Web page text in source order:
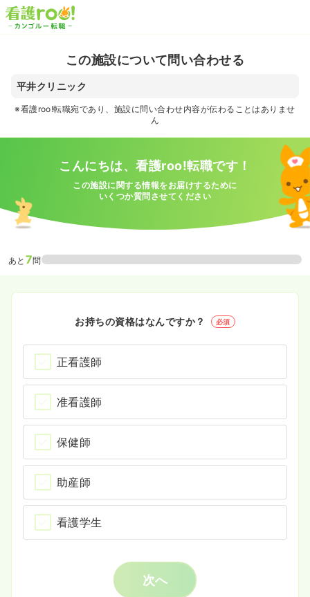
この施設について問い合わせる
平井クリニック
※看護roo!転職宛であり、施設に問い合わせ内容が伝わることはありませ
ん
こんにちは、看護roo!転職です！
この施設に関する情報をお届けするために
いくつか質問させてください
あと 7問
お持ちの資格はなんですか？ 必須
正看護師
准看護師
保健師
助産師
看護学生
次へ